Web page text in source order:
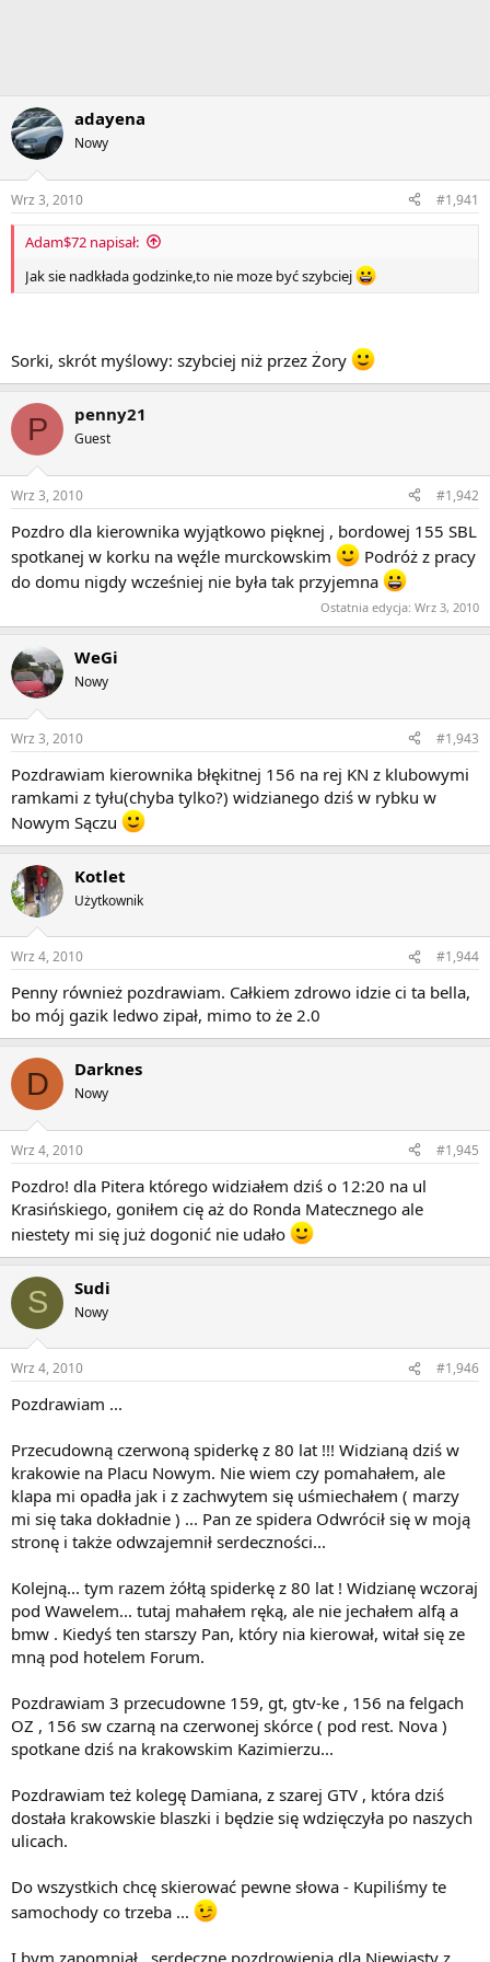
adayena
Nowy
Wrz 3, 2010 #1,941
Adam$72 napisał:
Jak sie nadkłada godzinke,to nie moze być szybciej
Sorki, skrót myślowy: szybciej niż przez Żory
P penny21
Guest
Wrz 3, 2010 #1,942
Pozdro dla kierownika wyjątkowo pięknej , bordowej 155 SBL
spotkanej w korku na węźle murckowskim
Podróż z pracy
do domu nigdy wcześniej nie była tak przyjemna
Ostatnia edycja: Wrz 3, 2010
WeGi
Nowy
Wrz 3, 2010 #1,943
Pozdrawiam kierownika błękitnej 156 na rej KN z klubowymi
ramkami z tyłu(chyba tylko?) widzianego dziś w rybku w
Nowym Sączu
Kotlet
Użytkownik
Wrz 4, 2010 #1,944
Penny również pozdrawiam. Całkiem zdrowo idzie ci ta bella,
bo mój gazik ledwo zipał, mimo to że 2.0
D Darknes
Nowy
Wrz 4, 2010 #1,945
Pozdro! dla Pitera którego widziałem dziś o 12:20 na ul
Krasińskiego, goniłem cię aż do Ronda Matecznego ale
niestety mi się już dogonić nie udało
S Sudi
Nowy
Wrz 4, 2010 #1,946
Pozdrawiam ...
Przecudowną czerwoną spiderkę z 80 lat !!! Widzianą dziś w
krakowie na Placu Nowym. Nie wiem czy pomahałem, ale
klapa mi opadła jak i z zachwytem się uśmiechałem ( marzy
mi się taka dokładnie ) ... Pan ze spidera Odwrócił się w moją
stronę i także odwzajemnił serdeczności...
Kolejną... tym razem żółtą spiderkę z 80 lat ! Widzianę wczoraj
pod Wawelem... tutaj mahałem ręką, ale nie jechałem alfą a
bmw . Kiedyś ten starszy Pan, który nia kierował, witał się ze
mną pod hotelem Forum.
Pozdrawiam 3 przecudowne 159, gt, gtv-ke , 156 na felgach
OZ , 156 sw czarną na czerwonej skórce ( pod rest. Nova )
spotkane dziś na krakowskim Kazimierzu...
Pozdrawiam też kolegę Damiana, z szarej GTV , która dziś
dostała krakowskie blaszki i będzie się wdzięczyła po naszych
ulicach.
Do wszystkich chcę skierować pewne słowa - Kupiliśmy te
samochody co trzeba ...